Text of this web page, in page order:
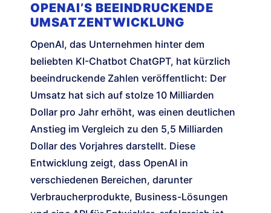
OPENAI’S BEEINDRUCKENDE
UMSATZENTWICKLUNG
OpenAI, das Unternehmen hinter dem
beliebten KI-Chatbot ChatGPT, hat kürzlich
beeindruckende Zahlen veröffentlicht: Der
Umsatz hat sich auf stolze 10 Milliarden
Dollar pro Jahr erhöht, was einen deutlichen
Anstieg im Vergleich zu den 5,5 Milliarden
Dollar des Vorjahres darstellt. Diese
Entwicklung zeigt, dass OpenAI in
verschiedenen Bereichen, darunter
Verbraucherprodukte, Business-Lösungen